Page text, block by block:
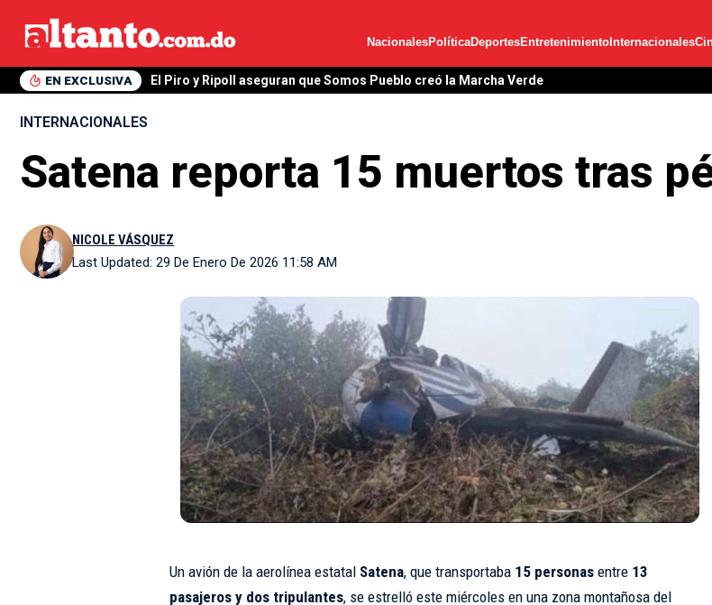
NacionalesPolíticaDeportesEntretenimiento Internacionales
EN EXCLUSIVA El Piro y Ripoll aseguran que Somos Pueblo creó la Marcha Verde
INTERNACIONALES
Satena reporta 15 muertos tras
Last Updated: 29 De Enero De 2026 11:58 AM
NICOLE VÁSQUEZ
Un avión de la aerolínea estatal Satena, que transportaba 15 personasentre 13
pasajeros y dos tripulantes, se estrelló este miércoles en una zona montañosa del